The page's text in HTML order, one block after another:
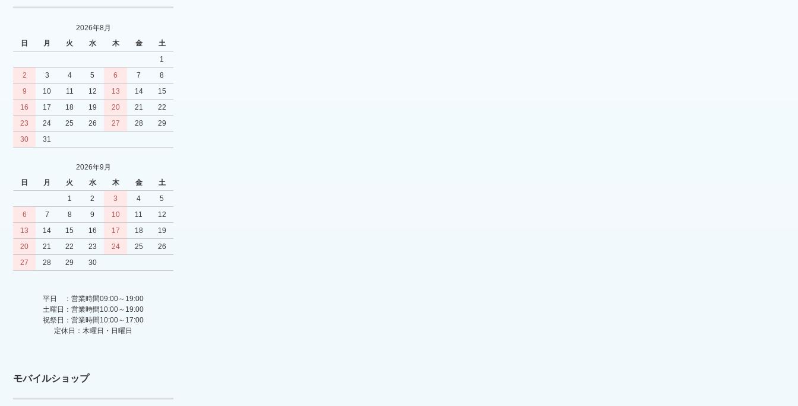
2026年8月
日
月 火 水 木 金
土
1
2
3 4 5 6 7
8
9
10 11 12 13 14
15
16
17 18 19 20 21
22
23
24 25 26 27 28
29
30
31
2026年9月
日
月 火 水 木 金
土
1
2 3 4
5
6
7 8 9 10 11
12
13
14 15 16 17 18
19
20
21 22 23 24 25
26
27
28 29 30
平日 ：営業時間09:00～19:00
土曜日：営業時間10:00～19:00
祝祭日：営業時間10:00～17:00
定休日：木曜日・日曜日
モバイルショップ